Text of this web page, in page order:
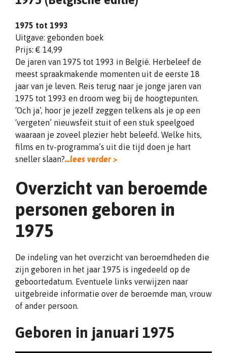
1975 tot 1993
Uitgave: gebonden boek
Prijs: € 14,99
De jaren van 1975 tot 1993 in België. Herbeleef de
meest spraakmakende momenten uit de eerste 18
jaar van je leven. Reis terug naar je jonge jaren van
1975 tot 1993 en droom weg bij de hoogtepunten.
‘Och ja’, hoor je jezelf zeggen telkens als je op een
‘vergeten’ nieuwsfeit stuit of een stuk speelgoed
waaraan je zoveel plezier hebt beleefd. Welke hits,
films en tv-programma’s uit die tijd doen je hart
sneller slaan?…lees verder >
Overzicht van beroemde
personen geboren in
1975
De indeling van het overzicht van beroemdheden die
zijn geboren in het jaar 1975 is ingedeeld op de
geboortedatum. Eventuele links verwijzen naar
uitgebreide informatie over de beroemde man, vrouw
of ander persoon.
Geboren in januari 1975